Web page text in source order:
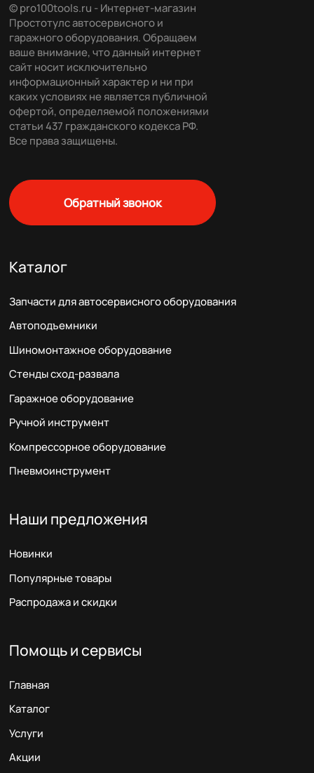
© pro100tools.ru - Интернет-магазин
Простотулс автосервисного и
гаражного оборудования. Обращаем
ваше внимание, что данный интернет
сайт носит исключительно
информационный характер и ни при
каких условиях не является публичной
офертой, определяемой положениями
статьи 437 гражданского кодекса РФ.
Все права защищены.
Обратный звонок
Каталог
Запчасти для автосервисного оборудования
Автоподъемники
Шиномонтажное оборудование
Стенды сход-развала
Гаражное оборудование
Ручной инструмент
Компрессорное оборудование
Пневмоинструмент
Наши предложения
Новинки
Популярные товары
Распродажа и скидки
Помощь и сервисы
Главная
Каталог
Услуги
Акции